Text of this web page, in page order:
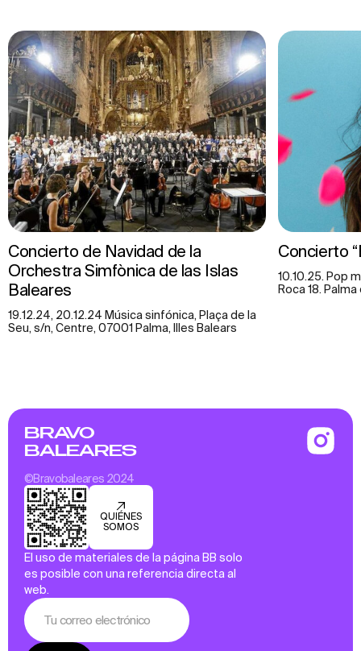
Concierto de Navidad de la
Orchestra Simfònica de las Islas
Baleares
19.12.24, 20.12.24 Música sinfónica, Plaça de la
Seu, s/n, Centre, 07001 Palma, Illes Balears
Concierto
10.10.25. Pop
Roca 18.
BRAVO
BALEARES
©Bravobaleares 2024
QUIÉNES
SOMOS
El uso de materiales de la página BB solo
es posible con una referencia directa al
web.